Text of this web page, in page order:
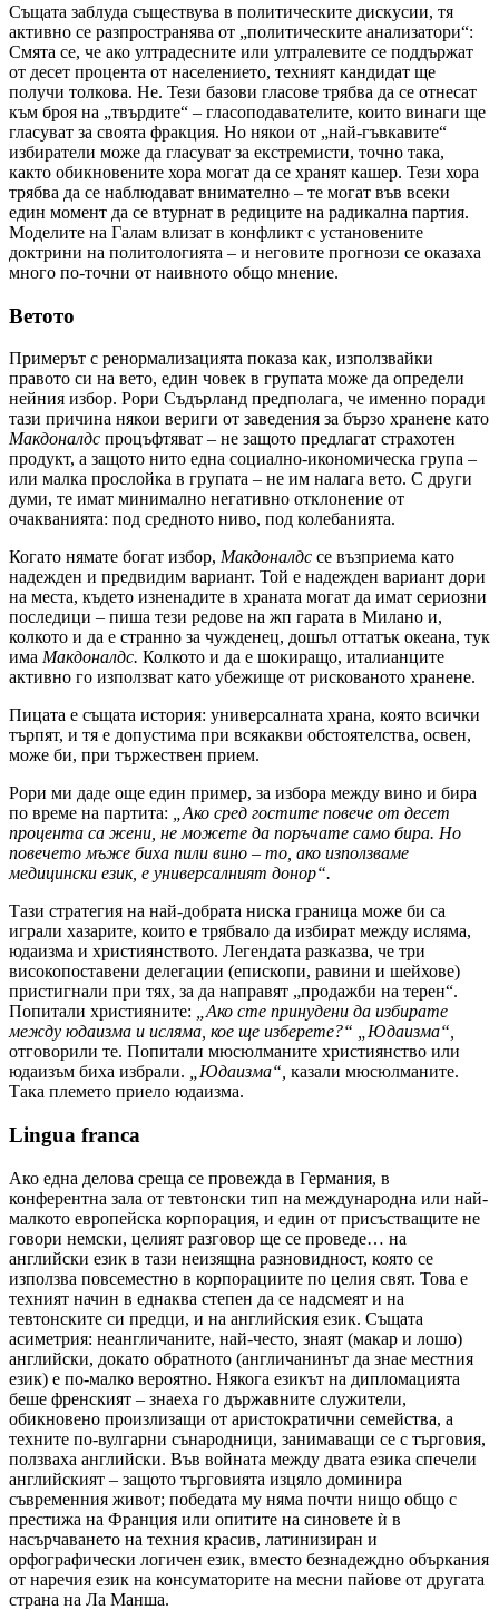
Същата заблуда съществува в политическите дискусии, тя
активно се разпространява от „политическите анализатори“:
Смята се, че ако ултрадесните или ултралевите се поддържат
от десет процента от населението, техният кандидат ще
получи толкова. Не. Тези базови гласове трябва да се отнесат
към броя на „твърдите“ – гласоподавателите, които винаги ще
гласуват за своята фракция. Но някои от „най-гъвкавите“
избиратели може да гласуват за екстремисти, точно така,
както обикновените хора могат да се хранят кашер. Тези хора
трябва да се наблюдават внимателно – те могат във всеки
един момент да се втурнат в редиците на радикална партия.
Моделите на Галам влизат в конфликт с установените
доктрини на политологията – и неговите прогнози се оказаха
много по-точни от наивното общо мнение.
Ветото
Примерът с ренормализацията показа как, използвайки
правото си на вето, един човек в групата може да определи
нейния избор. Рори Съдърланд предполага, че именно поради
тази причина някои вериги от заведения за бързо хранене като
Макдоналдс процъфтяват – не защото предлагат страхотен
продукт, а защото нито една социално-икономическа група –
или малка прослойка в групата – не им налага вето. С други
думи, те имат минимално негативно отклонение от
очакванията: под средното ниво, под колебанията.
Когато нямате богат избор, Макдоналдс се възприема като
надежден и предвидим вариант. Той е надежден вариант дори
на места, където изненадите в храната могат да имат сериозни
последици – пиша тези редове на жп гарата в Милано и,
колкото и да е странно за чужденец, дошъл оттатък океана, тук
има Макдоналдс. Колкото и да е шокиращо, италианците
активно го използват като убежище от рискованото хранене.
Пицата е същата история: универсалната храна, която всички
търпят, и тя е допустима при всякакви обстоятелства, освен,
може би, при тържествен прием.
Рори ми даде още един пример, за избора между вино и бира
по време на партита:
„Ако сред гостите повече от десет
процента са жени, не можете да поръчате само бира. Но
повечето мъже биха пили вино – то, ако използваме
медицински език, е универсалният донор“.
Тази стратегия на най-добрата ниска граница може би са
играли хазарите, които е трябвало да избират между исляма,
юдаизма и християнството. Легендата разказва, че три
високопоставени делегации (епископи, равини и шейхове)
пристигнали при тях, за да направят „продажби на терен“.
Попитали християните: „Ако сте принудени да избирате
между юдаизма и исляма, кое ще изберете?“ „Юдаизма“,
отговорили те. Попитали мюсюлманите християнство или
юдаизъм биха избрали.
„Юдаизма“, казали мюсюлманите.
Така племето приело юдаизма.
Lingua franca
Ако една делова среща се провежда в Германия, в
конферентна зала от тевтонски тип на международна или най-
малкото европейска корпорация, и един от присъстващите не
говори немски, целият разговор ще се проведе… на
английски език в тази неизящна разновидност, която се
използва повсеместно в корпорациите по целия свят. Това е
техният начин в еднаква степен да се надсмеят и на
тевтонските си предци, и на английския език. Същата
асиметрия: неангличаните, най-често, знаят (макар и лошо)
английски, докато обратното (англичанинът да знае местния
език) е по-малко вероятно. Някога езикът на дипломацията
беше френският – знаеха го държавните служители,
обикновено произлизащи от аристократични семейства, а
техните по-вулгарни сънародници, занимаващи се с търговия,
ползваха английски. Във войната между двата езика спечели
английският – защото търговията изцяло доминира
съвременния живот; победата му няма почти нищо общо с
престижа на Франция или опитите на синовете ѝ в
насърчаването на техния красив, латинизиран и
орфографически логичен език, вместо безнадеждно объркания
от наречия език на консуматорите на месни пайове от другата
страна на Ла Манша.